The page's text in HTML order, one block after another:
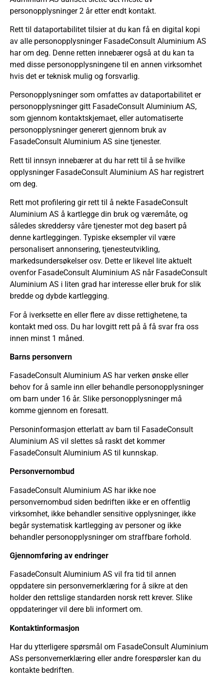
personopplysninger 2 år etter endt kontakt.
Rett til dataportabilitet tilsier at du kan få en digital kopi
av alle personopplysninger FasadeConsult Aluminium AS
har om deg. Denne retten innebærer også at du kan ta
med disse personopplysningene til en annen virksomhet
hvis det er teknisk mulig og forsvarlig.
Personopplysninger som omfattes av dataportabilitet er
personopplysninger gitt FasadeConsult Aluminium AS,
som gjennom kontaktskjemaet, eller automatiserte
personopplysninger generert gjennom bruk av
FasadeConsult Aluminium AS sine tjenester.
Rett til innsyn innebærer at du har rett til å se hvilke
opplysninger FasadeConsult Aluminium AS har registrert
om deg.
Rett mot profilering gir rett til å nekte FasadeConsult
Aluminium AS å kartlegge din bruk og væremåte, og
således skreddersy våre tjenester mot deg basert på
denne kartleggingen. Typiske eksempler vil være
personalisert annonsering, tjenesteutvikling,
markedsundersøkelser osv. Dette er likevel lite aktuelt
ovenfor FasadeConsult Aluminium AS når FasadeConsult
Aluminium AS i liten grad har interesse eller bruk for slik
bredde og dybde kartlegging.
For å iverksette en eller flere av disse rettighetene, ta
kontakt med oss. Du har lovgitt rett på å få svar fra oss
innen minst 1 måned.
Barns personvern
FasadeConsult Aluminium AS har verken ønske eller
behov for å samle inn eller behandle personopplysninger
om barn under 16 år. Slike personopplysninger må
komme gjennom en foresatt.
Personinformasjon etterlatt av barn til FasadeConsult
Aluminium AS vil slettes så raskt det kommer
FasadeConsult Aluminium AS til kunnskap.
Personvernombud
FasadeConsult Aluminium AS har ikke noe
personvernombud siden bedriften ikke er en offentlig
virksomhet, ikke behandler sensitive opplysninger, ikke
begår systematisk kartlegging av personer og ikke
behandler personopplysninger om straffbare forhold.
Gjennomføring av endringer
FasadeConsult Aluminium AS vil fra tid til annen
oppdatere sin personvernerklæring for å sikre at den
holder den rettslige standarden norsk rett krever. Slike
oppdateringer vil dere bli informert om.
Kontaktinformasjon
Har du ytterligere spørsmål om FasadeConsult Aluminium
ASs personvernerklæring eller andre forespørsler kan du
kontakte bedriften.